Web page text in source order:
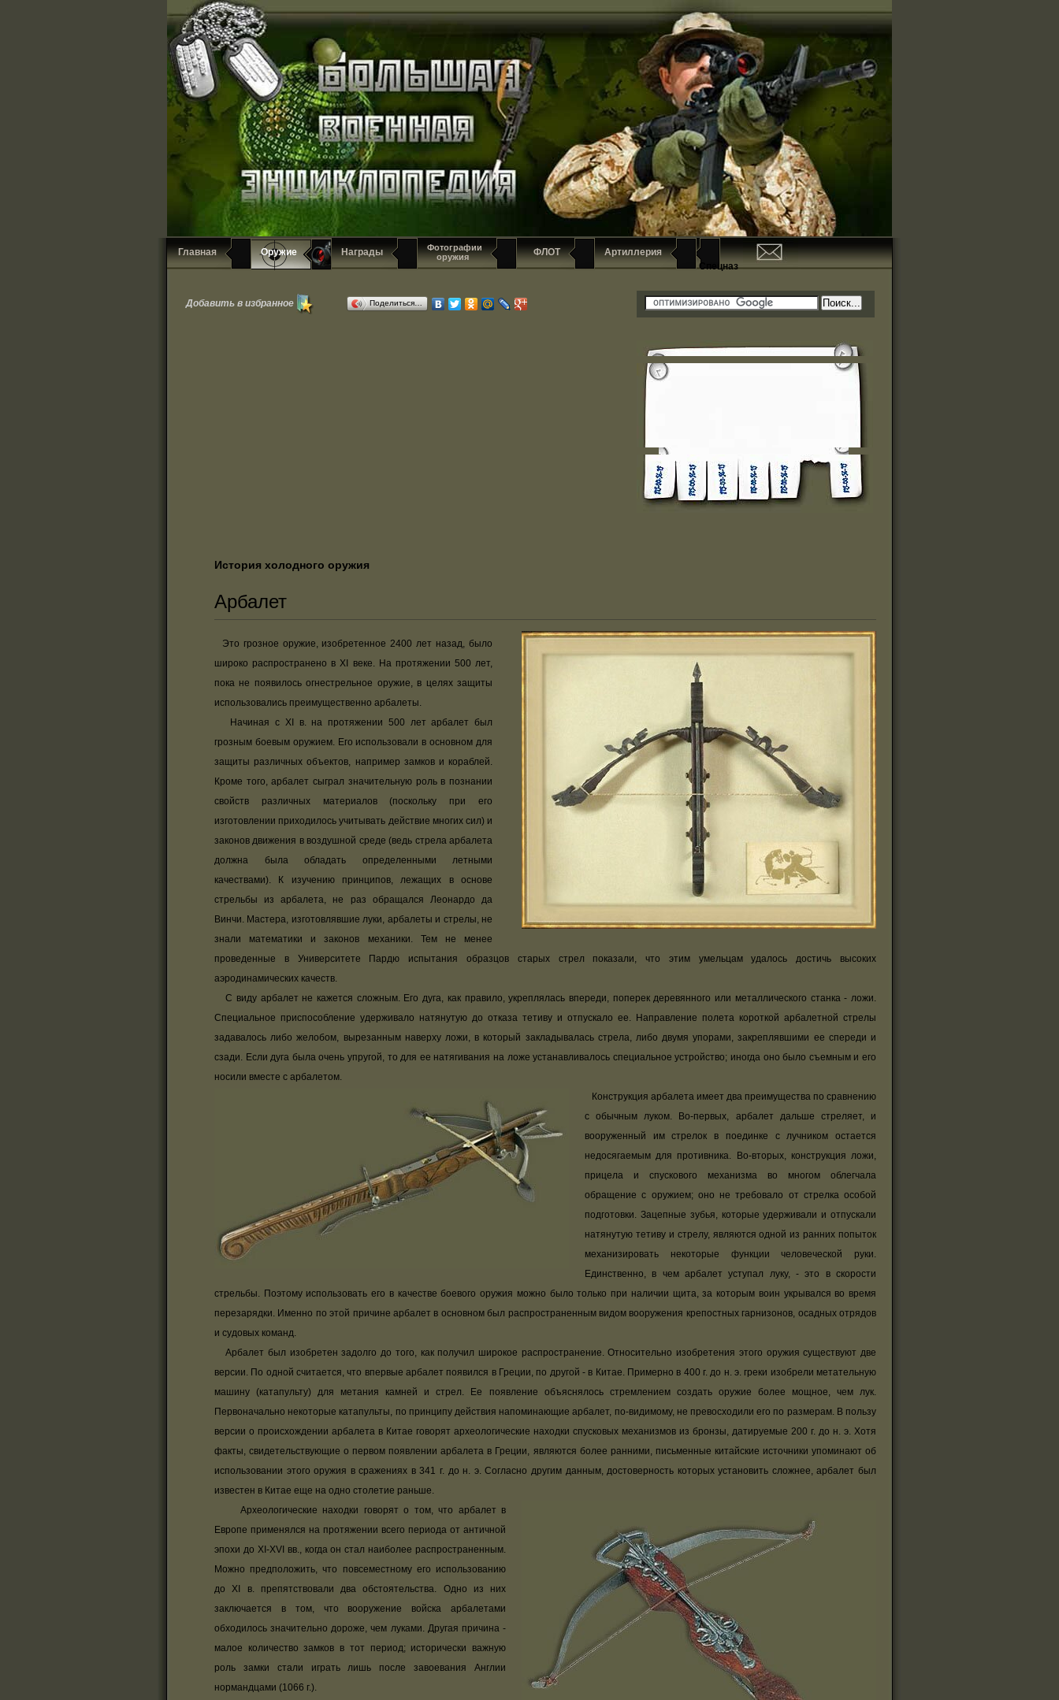
Главная Оружие Награды
Фотографии
оружия
Спецназ
ФЛОТ Артиллерия
Добавить в избранное Поделиться…
История холодного оружия
Арбалет
Это грозное оружие, изобретенное 2400 лет назад, было
широко распространено в XI веке. На протяжении 500 лет,
пока не появилось огнестрельное оружие, в целях защиты
использовались преимущественно арбалеты.
Начиная с XI в. на протяжении 500 лет арбалет был
грозным боевым оружием. Его использовали в основном для
защиты различных объектов, например замков и кораблей.
Кроме того, арбалет сыграл значительную роль в познании
свойств различных материалов (поскольку при его
изготовлении приходилось учитывать действие многих сил) и
законов движения в воздушной среде (ведь стрела арбалета
должна была обладать определенными летными
качествами). К изучению принципов, лежащих в основе
стрельбы из арбалета, не раз обращался Леонардо да
Винчи. Мастера, изготовлявшие луки, арбалеты и стрелы, не
знали математики и законов механики. Тем не менее
проведенные в Университете Пардю испытания образцов старых стрел показали, что этим умельцам удалось достичь высоких
аэродинамических качеств.
С виду арбалет не кажется сложным. Его дуга, как правило, укреплялась впереди, поперек деревянного или металлического станка - ложи.
Специальное приспособление удерживало натянутую до отказа тетиву и отпускало ее. Направление полета короткой арбалетной стрелы
задавалось либо желобом, вырезанным наверху ложи, в который закладывалась стрела, либо двумя упорами, закреплявшими ее спереди и
сзади. Если дуга была очень упругой, то для ее натягивания на ложе устанавливалось специальное устройство; иногда оно было съемным и его
носили вместе с арбалетом.
Конструкция арбалета имеет два преимущества по сравнению
с обычным луком. Во-первых, арбалет дальше стреляет, и
вооруженный им стрелок в поединке с лучником остается
недосягаемым для противника. Во-вторых, конструкция ложи,
прицела и спускового механизма во многом облегчала
обращение с оружием; оно не требовало от стрелка особой
подготовки. Зацепные зубья, которые удерживали и отпускали
натянутую тетиву и стрелу, являются одной из ранних попыток
механизировать некоторые функции человеческой руки.
Единственно, в чем арбалет уступал луку, - это в скорости
стрельбы. Поэтому использовать его в качестве боевого оружия можно было только при наличии щита, за которым воин укрывался во время
перезарядки. Именно по этой причине арбалет в основном был распространенным видом вооружения крепостных гарнизонов, осадных отрядов
и судовых команд.
Арбалет был изобретен задолго до того, как получил широкое распространение. Относительно изобретения этого оружия существуют две
версии. По одной считается, что впервые арбалет появился в Греции, по другой - в Китае. Примерно в 400 г. до н. э. греки изобрели метательную
машину (катапульту) для метания камней и стрел. Ее появление объяснялось стремлением создать оружие более мощное, чем лук.
Первоначально некоторые катапульты, по принципу действия напоминающие арбалет, по-видимому, не превосходили его по размерам. В пользу
версии о происхождении арбалета в Китае говорят археологические находки спусковых механизмов из бронзы, датируемые 200 г. до н. э. Хотя
факты, свидетельствующие о первом появлении арбалета в Греции, являются более ранними, письменные китайские источники упоминают об
использовании этого оружия в сражениях в 341 г. до н. э. Согласно другим данным, достоверность которых установить сложнее, арбалет был
известен в Китае еще на одно столетие раньше.
Археологические находки говорят о том, что арбалет в
Европе применялся на протяжении всего периода от античной
эпохи до XI-XVI вв., когда он стал наиболее распространенным.
Можно предположить, что повсеместному его использованию
до XI в. препятствовали два обстоятельства. Одно из них
заключается в том, что вооружение войска арбалетами
обходилось значительно дороже, чем луками. Другая причина -
малое количество замков в тот период; исторически важную
роль замки стали играть лишь после завоевания Англии
нормандцами (1066 г.).